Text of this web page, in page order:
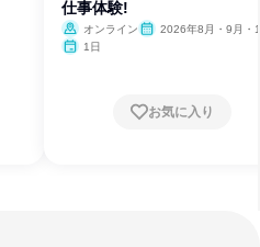
仕事体験!
オンライン
2026年8月・9月・
1日
お気に入り